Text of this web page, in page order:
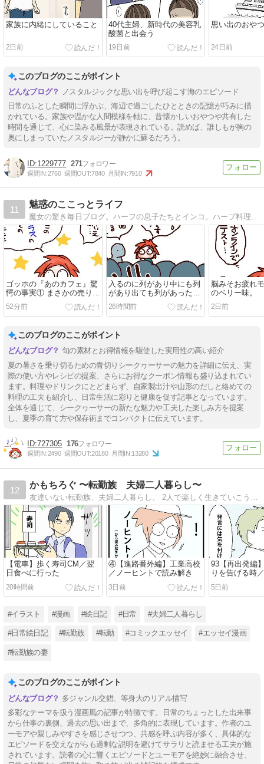
家族に内緒にしていること
2日前
40代主婦、新時代の美容乳
酸菌と出会う
19日前
思い出のおや
24日前
このブログのここがポイント
ノスタルジックな思い出を呼び起こす海のエピソード
日常のふとした瞬間に浮かぶ、海辺で過ごしたひとときの記憶が巧みに描
かれている。家族や温かな人間模様を軸に、昔懐かしいおやつや共有した
時間を通じて、心に染みる風景が表現されている。読めば、誰しもが胸の
奥にしまっていたノスタルジーが静かに蘇るだろう。
1229777 271
週間IN:2760 週間OUT:7840 月間IN:7910
11
魅惑のここっとライフ
ゴッホの『あのカフェ』驚
愕の事実① まさかの売り上
げ隠し・不正会計？
52分前
入るのに列があり中にも列
があり出ても列があった件
26時間前
脳みそお疲れ
のベリー味。
2日前
このブログのここがポイント
旬の素材とお得情報を駆使した実用性の高い紹介
夏の暑さを乗り切るための青切りシークヮーサーの魅力を詳細に伝え、実
際の使い方やレシピの提案、さらにお得なクーポン情報も盛り込まれてい
ます。料理やドリンクにとどまらず、自家製出汁や山形のだしと絡めての
料理の工夫も紹介し、日常生活に彩りと健康を促す記事となっています。
全体を通じて、シークヮーサーの新たな魅力や工夫した楽しみ方を提案
し、夏季の育て方や保存術までコンパクトに伝えています。
727305 176
週間IN:2490 週間OUT:20180 月間IN:13280
12
かもちろぐ 〜転勤族 夫婦二人暮らし〜
【電車】歩く寿司CM／翌
日食べに行った
20時間前
④【進路番外編】工業高校
／ノーヒントで読み解き
3日前
93【再出発編
りを告げる時
なる時９
5日前
#イラスト #漫画 #絵日記 #日常 #夫婦二人暮らし
#日常絵日記 #転勤族 #転勤 #コミックエッセイ #エッセイ漫画
#転勤族の妻
このブログのここがポイント
多ジャンル交錯、等身大のリアル描写
多彩なテーマを扱う漫画風の記事が特徴です。日常のちょっとした出来事
から仕事の裏側、過去の思い出まで、多角的に表現しています。作者のユ
ーモアや親しみやすさを感じさせつつ、共感を呼ぶ内容が多く、具体的な
エピソードを交えながらも過剰な説明を避けてサラリと読ませる工夫が施
されています。読者の心に響くエピソードとユーモアを絶妙に融合させ、